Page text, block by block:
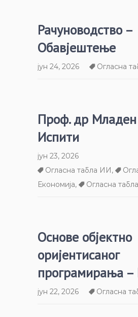
Рачуноводство –
Обавјештење
јун 24, 2026 Огласна
Проф. др
Испити
јун 23, 2026
Огласна табла ИИ,
Економија, Огласна
Основе објектно
оријентисаног
програмирања –
јун 22, 2026 Огласна